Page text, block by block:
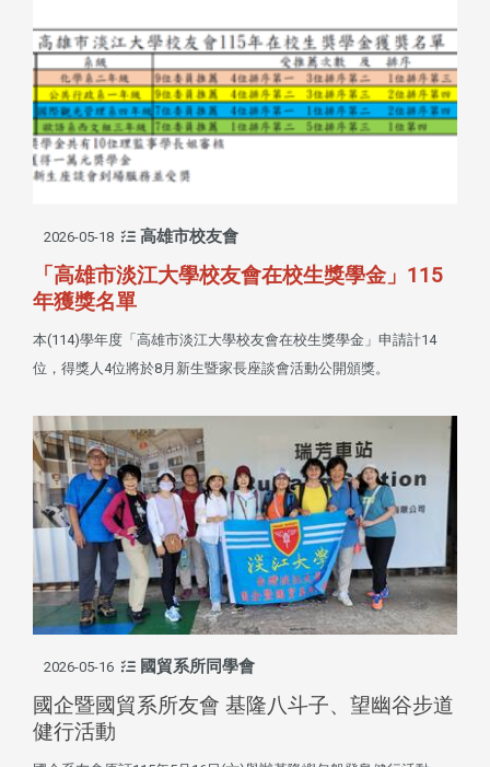
2026-05-18 高雄市校友會
「高雄市淡江大學校友會在校生獎學金」115
年獲獎名單
本(114)學年度「高雄市淡江大學校友會在校生獎學金」申請計14
位，得獎人4位將於8月新生暨家長座談會活動公開頒獎。
2026-05-16 國貿系所同學會
國企暨國貿系所友會 基隆八斗子、望幽谷步道
健行活動